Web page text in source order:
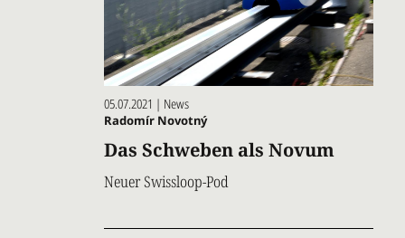
05.07.2021 | News
Radomír Novotný
Das Schweben als Novum
Neuer Swissloop-Pod